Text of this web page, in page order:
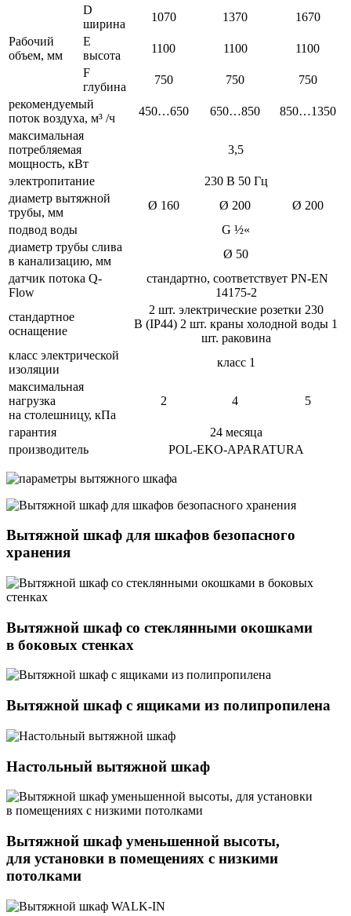
Рабочий
объем, мм
D
ширина
1070 1370
1670
E
высота
1100 1100
1100
F
глубина
750 750
750
рекомендуемый
поток воздуха, м³ /ч
450…650 650…850
850…1350
максимальная
потребляемая
мощность, кВт
3,5
электропитание
230 В 50 Гц
диаметр вытяжной
трубы, мм
Ø 160 Ø 200
Ø 200
подвод воды
G ½«
диаметр трубы слива
в канализацию, мм
Ø 50
датчик потока Q-
Flow
стандартно, соответствует PN-EN
14175-2
стандартное
оснащение
2 шт. электрические розетки 230
В (IP44) 2 шт. краны холодной воды 1
шт. раковина
класс электрической
изоляции
класс 1
максимальная
нагрузка
на столешницу, кПа
2 4 5
гарантия
24 месяца
производитель
POL-EKO-APARATURA
Вытяжной шкаф для шкафов безопасного
хранения
Вытяжной шкаф со стеклянными окошками
в боковых стенках
Вытяжной шкаф с ящиками из полипропилена
Настольный вытяжной шкаф
Вытяжной шкаф уменьшенной высоты,
для установки в помещениях с низкими
потолками